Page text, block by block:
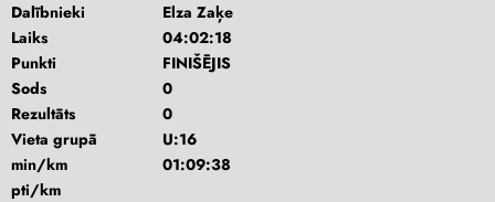
Dalībnieki
Elza Zaķe
Laiks
04:02:18
Punkti
FINIŠĒJIS
Sods
0
Rezultāts
0
Vieta grupā
U:16
min/km
01:09:38
pti/km